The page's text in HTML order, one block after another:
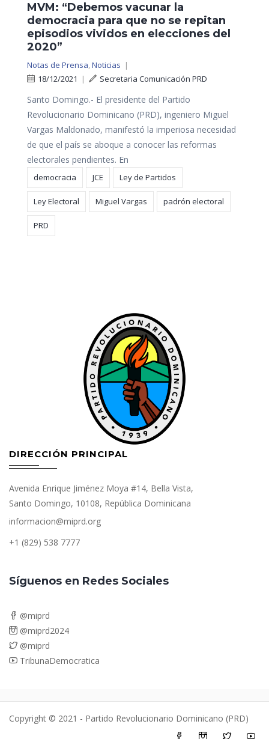
MVM: “Debemos vacunar la
democracia para que no se repitan
episodios vividos en elecciones del
2020”
Notas de Prensa,Noticias |
18/12/2021
| Secretaria Comunicación PRD
Santo Domingo.- El presidente del Partido
Revolucionario Dominicano (PRD), ingeniero Miguel
Vargas Maldonado, manifestó la imperiosa necesidad
de que el país se aboque a conocer las reformas
electorales pendientes. En
democracia JCE Ley de Partidos
Ley Electoral Miguel Vargas padrón electoral
PRD
DIRECCIÓN PRINCIPAL
Avenida Enrique Jiménez Moya #14, Bella Vista,
Santo Domingo, 10108, República Dominicana
informacion@miprd.org
+1 (829) 538 7777
Síguenos en Redes Sociales
@miprd
@miprd2024
@miprd
TribunaDemocratica
Copyright © 2021 - Partido Revolucionario Dominicano (PRD)